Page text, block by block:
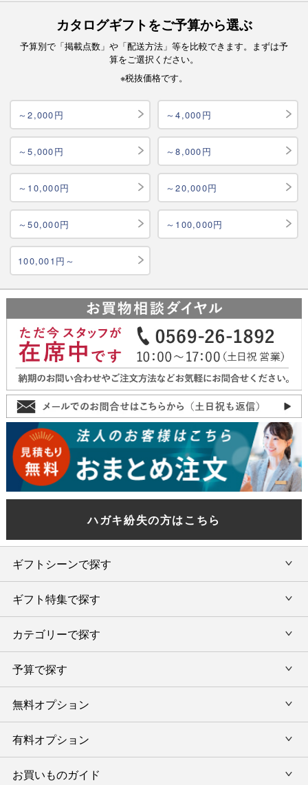
カタログギフトをご予算から選ぶ
予算別で「掲載点数」や「配送方法」等を比較できます。まずは予
算をご選択ください。
※税抜価格です。
～2,000円 ～4,000円
～5,000円 ～8,000円
～10,000円 ～20,000円
～50,000円 ～100,000円
100,001円～
ハガキ紛失の方はこちら
ギフトシーンで探す
内祝い・お返し
結婚内祝い・引出物
出産内祝い・お返し
香典返し・法要引出物
新築内祝い・引越ご挨拶
ギフト特集で探す
旅行カタログギフト
カタログギフトランキング
今治タオル特集
カテゴリーで探す
カタログギフト
グルメ限定カタログギフト
タオルギフト
予算で探す
カタログギフトを予算で選ぶ
タオルギフトを予算で選ぶ
無料オプション
ラッピング
のし
有料オプション
風呂敷
お買いものガイド